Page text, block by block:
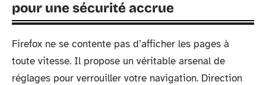
pour une sécurité accrue
Firefox ne se contente pas d’afficher les pages à
toute vitesse. Il propose un véritable arsenal de
réglages pour verrouiller votre navigation. Direction